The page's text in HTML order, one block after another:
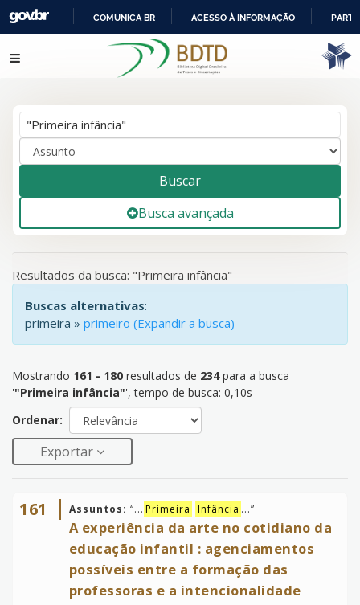
IR
PARA
COMUNICA BR ACESSO À INFORMAÇÃO
161 - 180resultados de234para a busca
"Primeira infância"
Pular para o conteúdo
Buscar
Busca avançada
Resultados da busca: "Primeira infância"
Buscas alternativas:
primeira » primeiro (Expandir a busca)
Mostrando 161 - 180 resultados de 234para a busca
'"Primeira infância"', tempo de busca: 0,10s
Ordenar:
Exportar
161 Assuntos: “... Primeira Infância ...”
A experiência da arte no cotidiano da
educação infantil : agenciamentos
possíveis entre a formação das
professoras e a intencionalidade